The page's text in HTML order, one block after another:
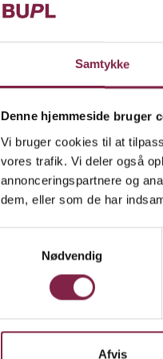
Samtykke
Denne hjemmeside bruger
Vi bruger cookies til at
vores trafik. Vi deler også
annonceringspartnere og
dem, eller som de har
Nødvendig
Afvis
Igen i år
ikke sikrer
Det er
øjeblikket
sektor
vi for nylig
mellem